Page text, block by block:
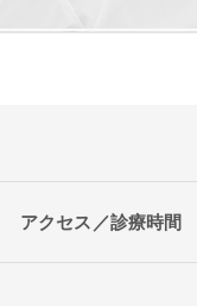
アクセス／診療時間